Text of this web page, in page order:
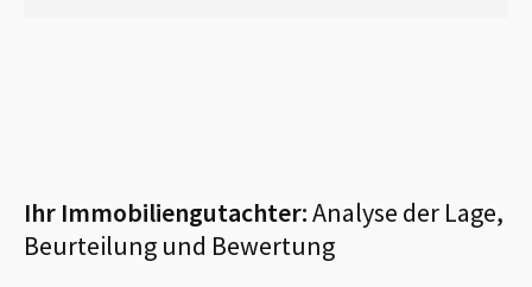
Ihr Immobiliengutachter:Analyse der Lage,
Beurteilung und Bewertung